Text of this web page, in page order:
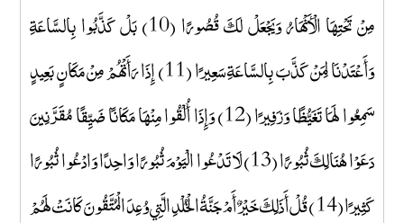
مِنْ تَحْتِهَا الْأَنْهَارُ وَيَجْعَلْ لَكَ قُصُورًا (10) بَلْ كَذَّبُوا بِالسَّاعَةِ
وَأَعْتَدْنَا لِمَنْ كَذَّبَ بِالسَّاعَةِ سَعِيرًا (11) إِذَا رَأَتْهُمْ مِنْ مَكَانٍ بَعِيدٍ
سَمِعُوا لَهَا تَغَيُّظًا وَزَفِيرًا (12) وَإِذَا أُلْقُوا مِنْهَا مَكَانًا ضَيِّقًا مُقَرَّنِينَ
دَعَوْا هُنَالِكَ ثُبُورًا (13) لَا تَدْعُوا الْيَوْمَ ثُبُورًا وَاحِدًا وَادْعُوا ثُبُورًا
كَثِيرًا (14) قُلْ أَذَلِكَ خَيْرٌ أَمْ جَنَّةُ الْخُلْدِ الَّتِي وُعِدَ الْمُتَّقُونَ كَانَتْ لَهُمْ